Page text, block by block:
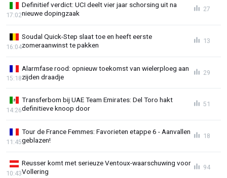
Definitief verdict: UCI deelt vier jaar schorsing uit na
nieuwe dopingzaak
17:02
27
Soudal Quick-Step slaat toe en heeft eerste
zomeraanwinst te pakken
16:04
13
Alarmfase rood: opnieuw toekomst van wielerploeg aan
zijden draadje
15:18
29
Transferbom bij UAE Team Emirates: Del Toro hakt
definitieve knoop door
14:26
51
Tour de France Femmes: Favorieten etappe 6 - Aanvallen
geblazen!
11:45
18
Reusser komt met serieuze Ventoux-waarschuwing voor
Vollering
10:43
94